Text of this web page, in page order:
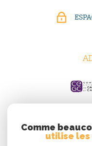
Comme
utilise les